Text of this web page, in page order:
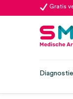
Gratis